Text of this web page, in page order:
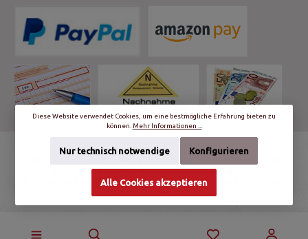
Nachnahmegebühren, wenn nicht anders angegeben.
© schalter-und-steckdosen.de | World Trading Net GmbH & Co. KG - Alle
Diese Website verwendet Cookies, um eine bestmögliche Erfahrung bieten zu
können. Mehr Informationen ...
Nur technisch notwendige Konfigurieren
Alle Cookies akzeptieren